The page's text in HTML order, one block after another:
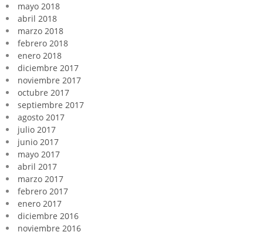
mayo 2018
abril 2018
marzo 2018
febrero 2018
enero 2018
diciembre 2017
noviembre 2017
octubre 2017
septiembre 2017
agosto 2017
julio 2017
junio 2017
mayo 2017
abril 2017
marzo 2017
febrero 2017
enero 2017
diciembre 2016
noviembre 2016